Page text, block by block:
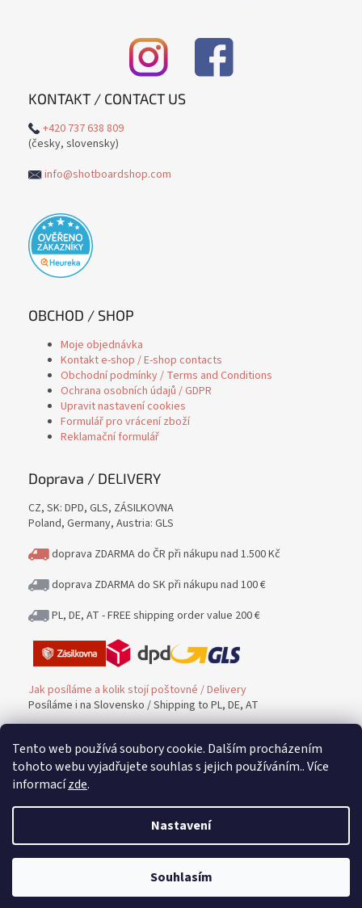
Tento web používá soubory cookie. Dalším procházením
tohoto webu vyjadřujete souhlas s jejich používáním.. Více
informacízde.
Nastavení
Souhlasím
KONTAKT / CONTACT US
+420 737 638 809
(česky, slovensky)
info@shotboardshop.com
OBCHOD / SHOP
Moje objednávka
Kontakt e-shop / E-shop contacts
Obchodní podmínky / Terms and Conditions
Ochrana osobních údajů / GDPR
Upravit nastavení cookies
Formulář pro vrácení zboží
Reklamační formulář
Doprava / DELIVERY
CZ, SK: DPD, GLS, ZÁSILKOVNA
Poland, Germany, Austria: GLS
doprava ZDARMA do ČR při nákupu nad 1.500 Kč
doprava ZDARMA do SK při nákupu nad 100 €
PL, DE, AT - FREE shipping order value 200 €
Jak posíláme a kolik stojí poštovné / Delivery
Posíláme i na Slovensko / Shipping to PL, DE, AT
Platba / PAYMENT
Možnost platby / Payment methods